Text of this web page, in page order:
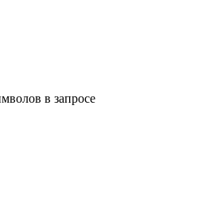
в запросе